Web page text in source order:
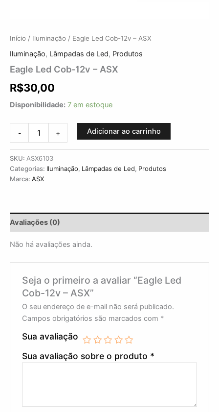
Início / Iluminação / Eagle Led Cob-12v – ASX
Iluminação, Lâmpadas de Led, Produtos
Eagle Led Cob-12v – ASX
R$30,00
Disponibilidade: 7 em estoque
- + Adicionar ao carrinho
SKU: ASX6103
Categorias: Iluminação, Lâmpadas de Led, Produtos
Marca: ASX
Avaliações (0)
Não há avaliações ainda.
Seja o primeiro a avaliar “Eagle Led
Cob-12v – ASX”
O seu endereço de e-mail não será publicado.
Campos obrigatórios são marcados com *
Sua avaliação
Sua avaliação sobre o produto *